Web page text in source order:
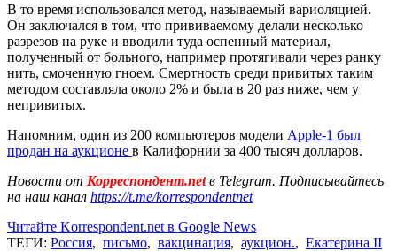
В то время использовался метод, называемый вариоляцией.
Он заключался в том, что прививаемому делали несколько
разрезов на руке и вводили туда оспенный материал,
полученный от больного, например протягивали через ранку
нить, смоченную гноем. Смертность среди привитых таким
методом составляла около 2% и была в 20 раз ниже, чем у
непривитых.
Напомним, один из 200 компьютеров модели Apple-1 был
продан на аукционе в Калифорнии за 400 тысяч долларов.
Новости от Корреспондент.netв Telegram. Подписывайтесь
на наш канал https://t.me/korrespondentnet
Читайте Korrespondent.net в Google News
ТЕГИ: Россия, письмо, вакцинация, аукцион., Екатерина II